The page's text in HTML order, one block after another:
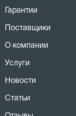
Гарантии
Поставщики
О компании
Услуги
Новости
Статьи